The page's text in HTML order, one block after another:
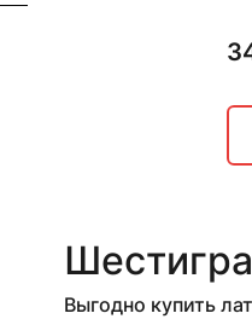
Выгодно купить